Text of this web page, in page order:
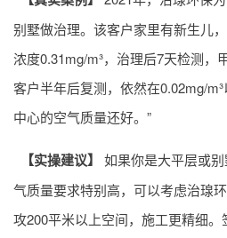
别墅做治理。该客户家里有新生儿
浓度0.31mg/m³，治理后7天检测，
客户半年后复测，依然在0.02mg/
中心的空气质量还好。”
【实操建议】
如果你是大平层或
气质量要求特别高，可以考虑治瑔
攻200平米以上空间，施工更精细。